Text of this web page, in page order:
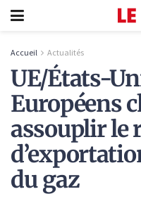
Accueil Actualités
UE/États-
Européens
assouplir le
du gaz